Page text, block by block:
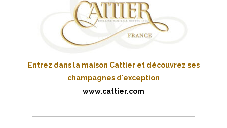
Entrez dans la maison Cattier et découvrez ses
champagnes d'exception
www.cattier.com